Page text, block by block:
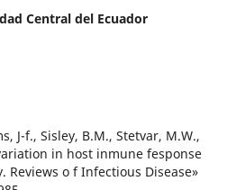
Central del Ecuador
J-f., Sisley, B.M., Stetvar, M.W.,
in host inmune fesponse
o f Infectious Disease»